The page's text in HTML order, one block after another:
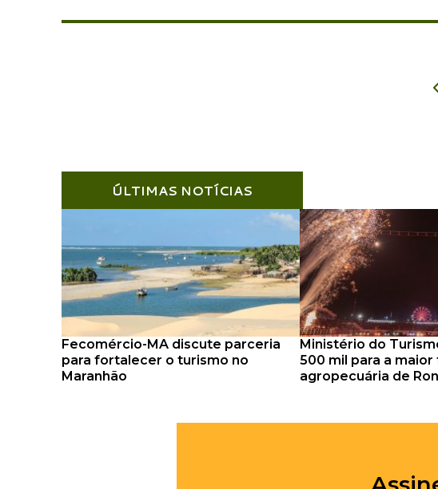
ÚLTIMAS NOTÍCIAS
Fecomércio-MA discute parceria
para fortalecer o turismo no
Maranhão
Ministério do
500 mil para a maior
agropecuária de